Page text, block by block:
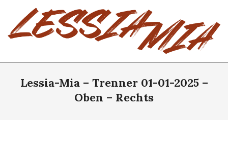
content
LESSIA-
MIA
Lessia-Mia – Trenner 01-01-2025 –
Oben – Rechts